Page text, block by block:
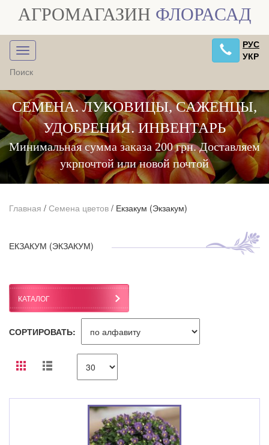
АГРОМАГАЗИН ФЛОРАСАД
РУС
УКР
СЕМЕНА. ЛУКОВИЦЫ, САЖЕНЦЫ,
УДОБРЕНИЯ. ИНВЕНТАРЬ
Минимальная сумма заказа 200 грн. Доставляем
укрпочтой или новой почтой
Главная / Семена цветов / Екзакум (Экзакум)
ЕКЗАКУМ (ЭКЗАКУМ)
КАТАЛОГ
СОРТИРОВАТЬ: